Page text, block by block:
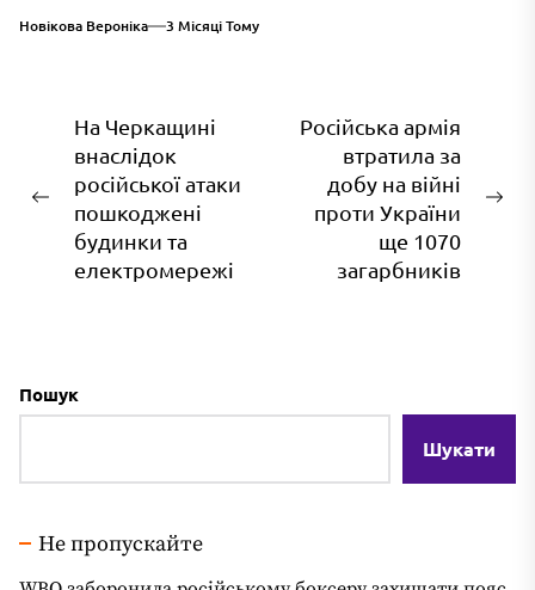
Новікова Вероніка 3 Місяці Тому
Навігація
записів
Попередній
запис:
На Черкащині
внаслідок
російської атаки
пошкоджені
будинки та
електромережі
Російська армія
втратила за
добу на війні
проти України
ще 1070
загарбників
Пошук
Шукати
Не пропускайте